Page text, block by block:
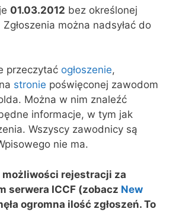
01.03.2012 bez określonej
można nadsyłać do
przeczytać ogłoszenie,
stronie poświęconej zawodom
Można w nim znaleźć
informacje, w tym jak
Wszyscy zawodnicy są
nie ma.
możliwości rejestracji za
serwera ICCF (zobacz New
ogromna ilość zgłoszeń. To